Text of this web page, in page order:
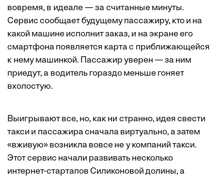
вовремя, в идеале — за считанные минуты.
Сервис сообщает будущему пассажиру, кто и на
какой машине исполнит заказ, и на экране его
смартфона появляется карта с приближающейся
к нему машинкой. Пассажир уверен — за ним
приедут, а водитель гораздо меньше гоняет
вхолостую.
Выигрывают все, но, как ни странно, идея свести
такси и пассажира сначала виртуально, а затем
«вживую» возникла вовсе не у компаний такси.
Этот сервис начали развивать несколько
интернет-стартапов Силиконовой долины, а